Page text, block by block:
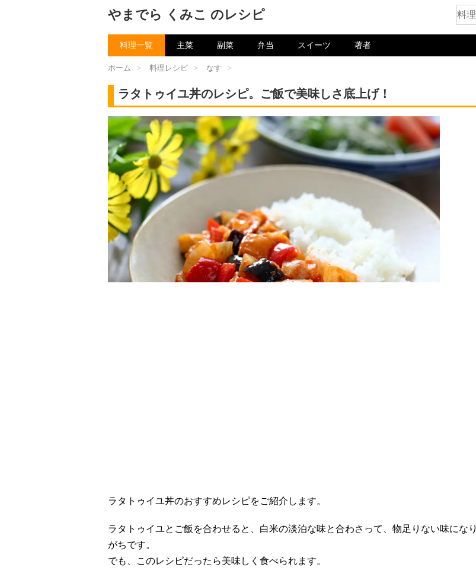
やまでら くみこ のレシピ
料理一覧 主菜 副菜 弁当 スイーツ 著者
ホーム > 料理レシピ > なす >
ラタトゥイユ丼のレシピ。ご飯で美味しさ底上げ！
ラタトゥイユ丼のおすすめレシピをご紹介します。
ラタトゥイユとご飯を合わせると、白米の淡泊な味と合わさって、物足りない味になり
がちです。
でも、このレシピだったら美味しく食べられます。